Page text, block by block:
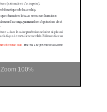
Zoom 100%